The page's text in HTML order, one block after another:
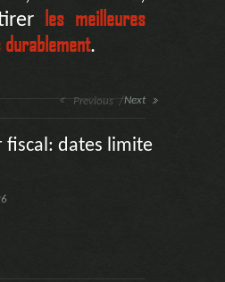
les meilleures
.
fiscal: dates limite
Previous Next